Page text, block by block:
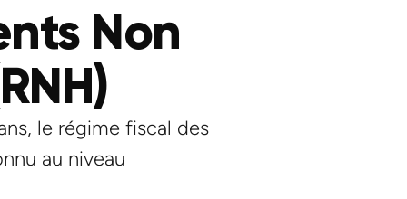
Non
le régime fiscal des
au niveau